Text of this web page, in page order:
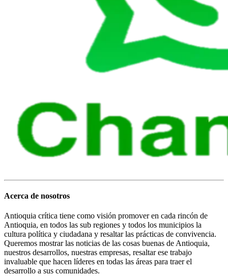
Acerca de nosotros
Antioquia crítica tiene como visión promover en cada rincón de
Antioquia, en todos las sub regiones y todos los municipios la
cultura política y ciudadana y resaltar las prácticas de convivencia.
Queremos mostrar las noticias de las cosas buenas de Antioquia,
nuestros desarrollos, nuestras empresas, resaltar ese trabajo
invaluable que hacen líderes en todas las áreas para traer el
desarrollo a sus comunidades.